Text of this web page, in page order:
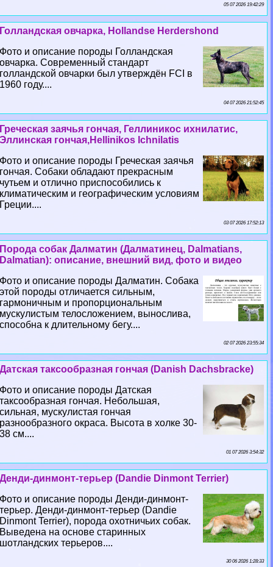
05 07 2026 19:42:29
Голландская овчарка, Hollandse Herdershond
Фото и описание породы Голландская
овчарка. Современный стандарт
голландской овчарки был утверждён FCI в
1960 году....
04 07 2026 21:52:45
Греческая заячья гончая, Геллиникос ихнилатис,
Эллинская гончая,Hellinikos Ichnilatis
Фото и описание породы Греческая заячья
гончая. Собаки обладают прекрасным
чутьем и отлично приспособились к
климатическим и географическим условиям
Греции....
03 07 2026 17:52:13
Порода собак Далматин (Далматинец, Dalmatians,
Dalmatian): описание, внешний вид, фото и видео
Фото и описание породы Далматин. Собака
этой породы отличается сильным,
гармоничным и пропорциональным
мускулистым телосложением, вынослива,
способна к длительному бегу....
02 07 2026 23:55:34
Датская таксообразная гончая (Danish Dachsbracke)
Фото и описание породы Датская
таксообразная гончая. Небольшая,
сильная, мускулистая гончая
разнообразного окраса. Высота в холке 30-
38 см....
01 07 2026 3:54:32
Денди-динмонт-терьер (Dandie Dinmont Terrier)
Фото и описание породы Денди-динмонт-
терьер. Денди-динмонт-терьер (Dandie
Dinmont Terrier), порода охотничьих собак.
Выведена на основе старинных
шотландских терьеров....
30 06 2026 1:28:33